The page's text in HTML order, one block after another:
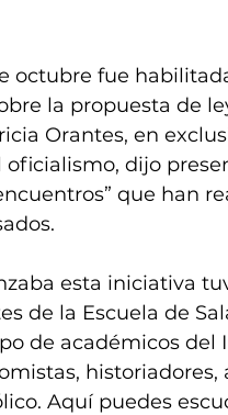
octubre fue
la propuesta de
Orantes, en
dijo
que han
esta iniciativa
de la Escuela de
de académicos del
Aquí puedes